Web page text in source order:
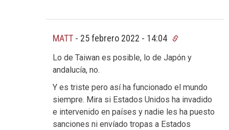
MATT - 25 febrero 2022 - 14:04
Lo de Taiwan es posible, lo de Japón y
andalucía, no.
Y es triste pero así ha funcionado el mundo
siempre. Mira si Estados Unidos ha invadido
e intervenido en países y nadie les ha puesto
sanciones ni envíado tropas a Estados